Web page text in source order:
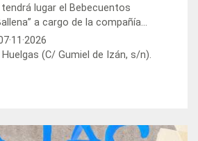
lugar el Bebecuentos
a cargo de la compañía...
(C/ Gumiel de Izán, s/n).